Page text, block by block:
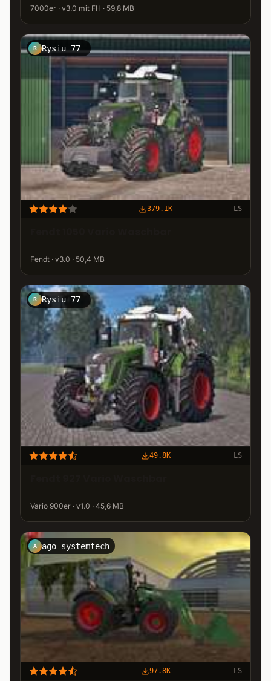
7000er · v3.0 mit FH · 59,8 MB
R Rysiu_77_
379.1K LS
Fendt · v3.0 · 50,4 MB
R Rysiu_77_
49.8K LS
Vario 900er · v1.0 · 45,6 MB
A ago-systemtech
97.8K LS